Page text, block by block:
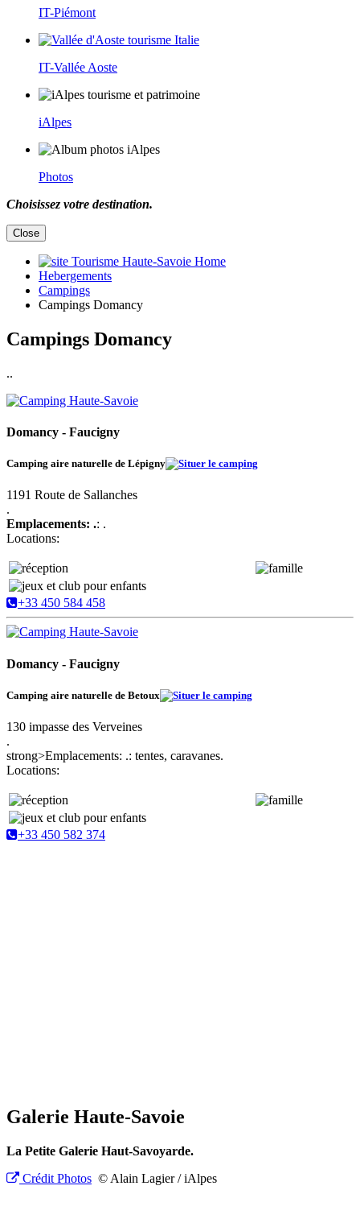
IT-Piémont
IT-Vallée Aoste
iAlpes
Photos
Choisissez votre destination.
Close
Home
Hebergements
Campings
Campings Domancy
Campings Domancy
..
Domancy - Faucigny
Camping aire naturelle de Lépigny
1191 Route de Sallanches
.
Emplacements: .: .
Locations:
+33 450 584 458
Domancy - Faucigny
Camping aire naturelle de Betoux
130 impasse des Verveines
.
strong>Emplacements: .: tentes, caravanes.
Locations:
+33 450 582 374
Galerie Haute-Savoie
La Petite Galerie Haut-Savoyarde.
Crédit Photos © Alain Lagier / iAlpes